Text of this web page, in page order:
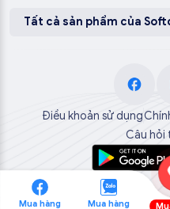
Tất cả sản phẩm của
Điều khoản sử dụng
Câu hỏi
Mua hàng Mua hàng